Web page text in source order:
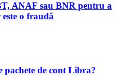
ANAF sau BNR pentru a
o fraudă
pachete de cont Libra?